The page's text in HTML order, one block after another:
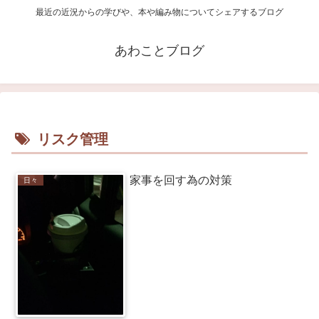
最近の近況からの学びや、本や編み物についてシェアするブログ
あわことブログ
リスク管理
日々 家事を回す為の対策